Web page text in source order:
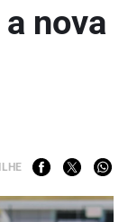
nova